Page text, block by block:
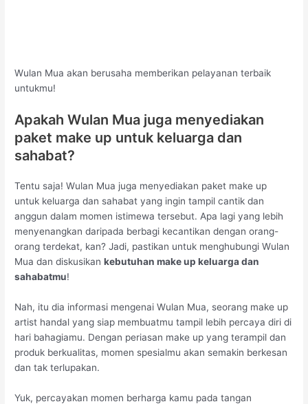
Wulan Mua akan berusaha memberikan pelayanan terbaik
untukmu!
Apakah Wulan Mua juga menyediakan
paket make up untuk keluarga dan
sahabat?
Tentu saja! Wulan Mua juga menyediakan paket make up
untuk keluarga dan sahabat yang ingin tampil cantik dan
anggun dalam momen istimewa tersebut. Apa lagi yang lebih
menyenangkan daripada berbagi kecantikan dengan orang-
orang terdekat, kan? Jadi, pastikan untuk menghubungi Wulan
Mua dan diskusikankebutuhan make up keluarga dan
sahabatmu!
Nah, itu dia informasi mengenai Wulan Mua, seorang make up
artist handal yang siap membuatmu tampil lebih percaya diri di
hari bahagiamu. Dengan periasan make up yang terampil dan
produk berkualitas, momen spesialmu akan semakin berkesan
dan tak terlupakan.
Yuk, percayakan momen berharga kamu pada tangan